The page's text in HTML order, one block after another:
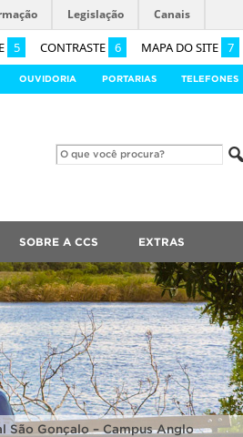
5 CONTRASTE 6 MAPA DO SITE 7
Legislação Canais
OUVIDORIA PORTARIAS TELEFONES
SOBRE A CCS EXTRAS
São Gonçalo – Campus Anglo